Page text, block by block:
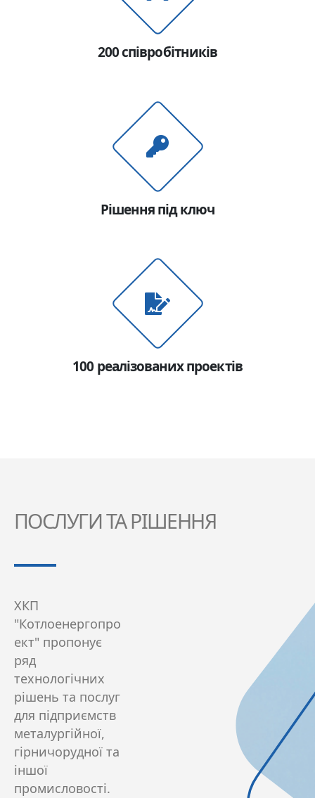
200 співробітників
Рішення під ключ
100 реалізованих проектів
ПОСЛУГИ ТА РІШЕННЯ
ХКП
"Котлоенергопро
ект" пропонує
ряд
технологічних
рішень та послуг
для підприємств
металургійної,
гірничорудної та
іншої
промисловості.